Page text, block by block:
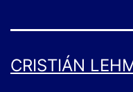
CRISTIÁN